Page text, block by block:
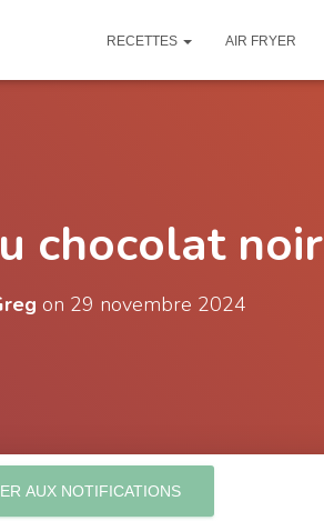
RECETTES AIR FRYER
chocolat noir
on 29 novembre 2024
AUX NOTIFICATIONS